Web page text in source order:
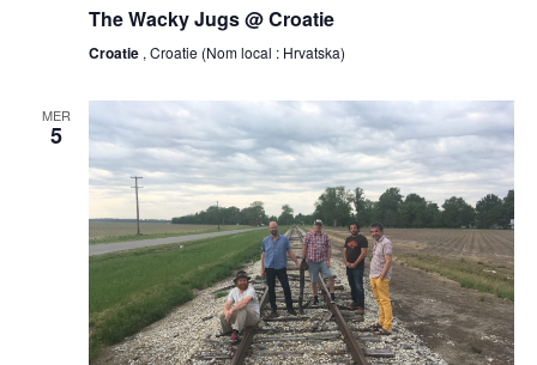
The Wacky Jugs @ Croatie
Croatie , Croatie (Nom local : Hrvatska)
MER
5